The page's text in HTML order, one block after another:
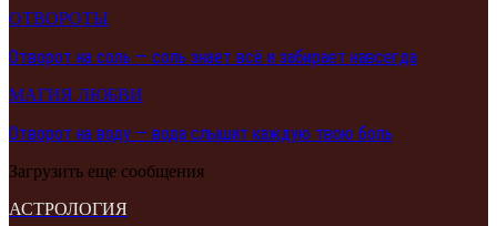
ОТВОРОТЫ
Отворот на соль — соль знает всё и забирает навсегда
МАГИЯ ЛЮБВИ
Отворот на воду — вода слышит каждую твою боль
Загрузить еще сообщения
АСТРОЛОГИЯ